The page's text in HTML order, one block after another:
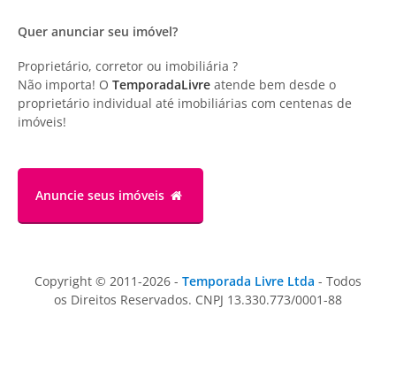
Quer anunciar seu imóvel?
Proprietário, corretor ou imobiliária ?
Não importa! O TemporadaLivre atende bem desde o
proprietário individual até imobiliárias com centenas de
imóveis!
Anuncie seus imóveis
Copyright © 2011-2026 - Temporada Livre Ltda - Todos
os Direitos Reservados. CNPJ 13.330.773/0001-88